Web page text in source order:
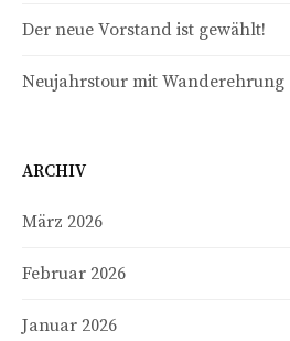
Der neue Vorstand ist gewählt!
Neujahrstour mit Wanderehrung
ARCHIV
März 2026
Februar 2026
Januar 2026